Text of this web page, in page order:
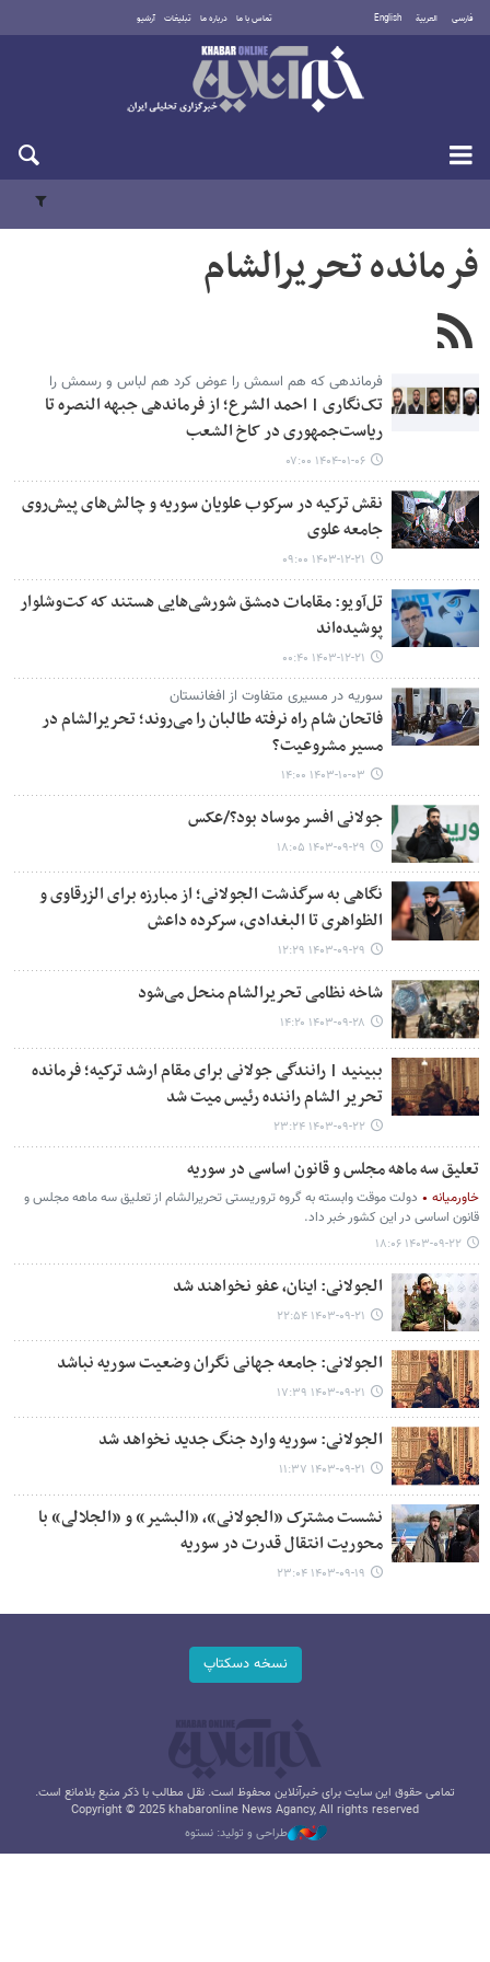
فارسی العربية English تماس با ما درباره ما تبلیغات آرشیو
پنجشنبه ۱۵ مرداد ۱۴۰۵
فرمانده تحریرالشام
فرماندهی که هم اسمش را عوض کرد هم لباس و رسمش را
تک‌نگاری | احمد الشرع؛ از فرماندهی جبهه النصره تا
ریاست‌جمهوری در کاخ الشعب
۱۴۰۴-۰۱-۰۶ ۰۷:۰۰
نقش ترکیه در سرکوب علویان سوریه و چالش‌های پیش‌روی
جامعه علوی
۱۴۰۳-۱۲-۲۱ ۰۹:۰۰
تل‌آویو: مقامات دمشق شورشی‌هایی هستند که کت‌وشلوار
پوشیده‌اند
۱۴۰۳-۱۲-۲۱ ۰۰:۴۰
سوریه در مسیری متفاوت از افغانستان
فاتحان شام راه نرفته طالبان را می‌روند؛ تحریرالشام در
مسیر مشروعیت؟
۱۴۰۳-۱۰-۰۳ ۱۴:۰۰
جولانی افسر موساد بود؟/عکس
۱۴۰۳-۰۹-۲۹ ۱۸:۰۵
نگاهی به سرگذشت الجولانی؛ از مبارزه برای الزرقاوی و
الظواهری تا البغدادی، سرکرده داعش
۱۴۰۳-۰۹-۲۹ ۱۲:۲۹
شاخه نظامی تحریرالشام منحل می‌شود
۱۴۰۳-۰۹-۲۸ ۱۴:۲۰
ببینید | رانندگی جولانی برای مقام ارشد ترکیه؛ فرمانده
تحریر الشام راننده رئیس میت شد
۱۴۰۳-۰۹-۲۲ ۲۳:۲۴
تعلیق سه ماهه مجلس و قانون اساسی در سوریه
خاورمیانه
دولت موقت وابسته به گروه تروریستی تحریرالشام از تعلیق سه ماهه مجلس و
قانون اساسی در این کشور خبر داد.
۱۴۰۳-۰۹-۲۲ ۱۸:۰۶
الجولانی: اینان، عفو نخواهند شد
۱۴۰۳-۰۹-۲۱ ۲۲:۵۴
الجولانی: جامعه جهانی نگران وضعیت سوریه نباشد
۱۴۰۳-۰۹-۲۱ ۱۷:۳۹
الجولانی: سوریه وارد جنگ جدید نخواهد شد
۱۴۰۳-۰۹-۲۱ ۱۱:۳۷
نشست مشترک «الجولانی»، «البشیر» و «الجلالی» با
محوریت انتقال قدرت در سوریه
۱۴۰۳-۰۹-۱۹ ۲۳:۰۴
نسخه دسکتاپ
تمامی حقوق این سایت برای خبرآنلاین محفوظ است. نقل مطالب با ذکر منبع بلامانع است.
Copyright © 2025 khabaronline News Agancy, All rights reserved
طراحی و تولید: نستوه